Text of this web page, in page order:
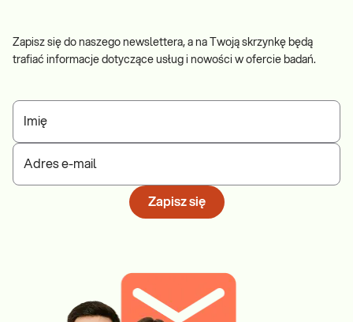
Zapisz się do naszego newslettera, a na Twoją skrzynkę będą
trafiać informacje dotyczące usług i nowości w ofercie badań.
Imię
Adres e-mail
Zapisz się